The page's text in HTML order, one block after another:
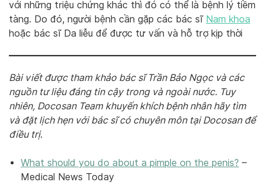
với những triệu chứng khác thì đó có thể là bệnh lý tiềm
tàng. Do đó, người bệnh cần gặp các bác sĩ Nam khoa
hoặc bác sĩ Da liễu để được tư vấn và hỗ trợ kịp thời
Bài viết được tham khảo bác sĩ Trần Bảo Ngọc và các
nguồn tư liệu đáng tin cậy trong và ngoài nước. Tuy
nhiên, Docosan Team khuyến khích bệnh nhân hãy tìm
và đặt lịch hẹn với bác sĩ có chuyên môn tại Docosan để
điều trị.
What should you do about a pimple on the penis? –
Medical News Today